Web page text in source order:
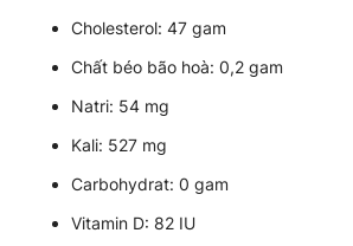
Cholesterol: 47 gam
Chất béo bão hoà: 0,2 gam
Natri: 54 mg
Kali: 527 mg
Carbohydrat: 0 gam
Vitamin D: 82 IU